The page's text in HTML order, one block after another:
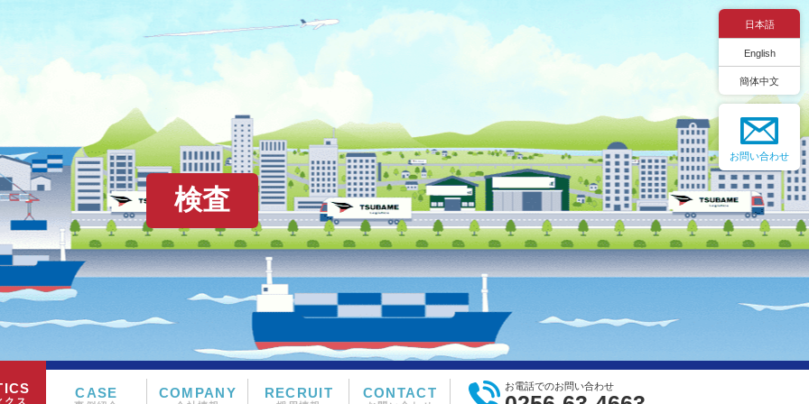
検査
日本語
English
簡体中文
お電話でのお問い合わせ
お問い合わせ
クス